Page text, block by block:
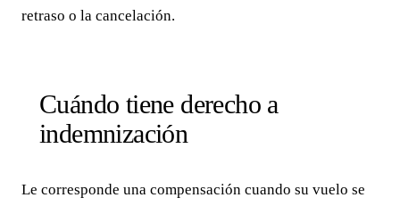
retraso o la cancelación.
Cuándo tiene derecho a
indemnización
Le corresponde una compensación cuando su vuelo se